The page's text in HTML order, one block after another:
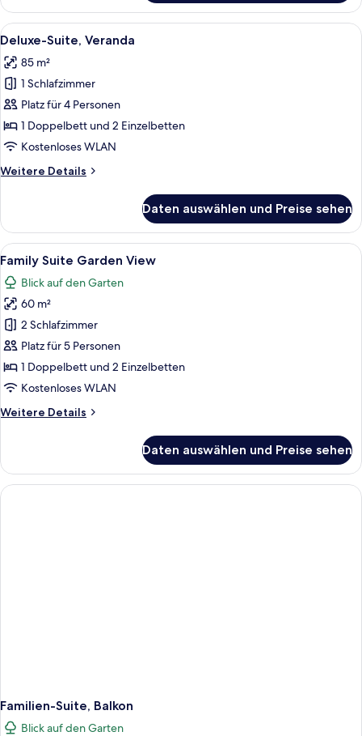
Doppelzimmer,
Veranda
Alle
Fotos
für
Deluxe-
Suite,
Veranda
anzeigen
Ein modernes Wohnzimmer mit
4
Deluxe-Suite, Veranda
85 m²
1 Schlafzimmer
Platz für 4 Personen
1 Doppelbett und 2 Einzelbetten
Kostenloses WLAN
Weitere Details
Weitere
Suite,
Veranda
Daten auswählen und Preise sehen
Alle
Fotos
für
Family
Suite
Garden
View
anzeigen
Ein Hotelzimmer mit zwei Betten,
9
Family Suite Garden View
Blick auf den Garten
60 m²
2 Schlafzimmer
Platz für 5 Personen
1 Doppelbett und 2 Einzelbetten
Kostenloses WLAN
Weitere Details
Weitere
Suite
Garden
View
Daten auswählen und Preise sehen
Familien-Suite, Balkon
Blick auf den Garten